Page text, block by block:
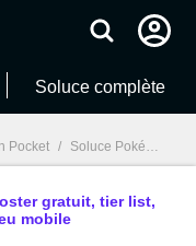
Soluce complète
Pocket / Soluce Pokémon TCG Pocket : Booster gratuit, tier list, cartes... Notre guide complet sur le jeu mobile
gratuit, tier list,
mobile